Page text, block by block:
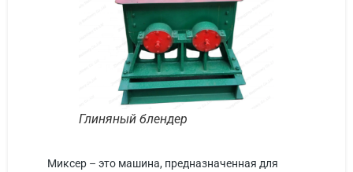
Глиняный блендер
Миксер – это машина, предназначенная для